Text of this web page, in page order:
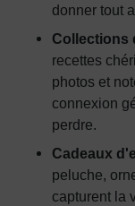
donner tout
Collections
recettes
photos et
connexion
perdre.
Cadeaux
peluche,
capturent la